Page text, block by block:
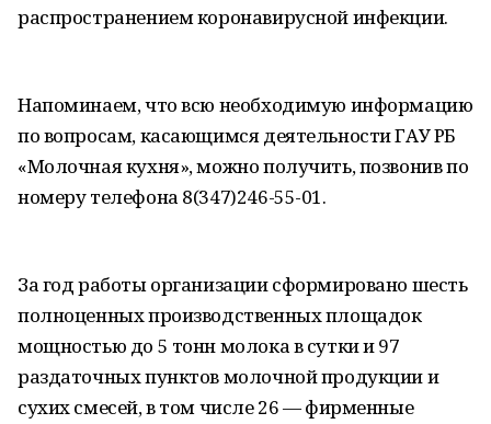
распространением коронавирусной инфекции.
Напоминаем, что всю необходимую информацию
по вопросам, касающимся деятельности ГАУ РБ
«Молочная кухня», можно получить, позвонив по
номеру телефона 8(347)246-55-01.
За год работы организации сформировано шесть
полноценных производственных площадок
мощностью до 5 тонн молока в сутки и 97
раздаточных пунктов молочной продукции и
сухих смесей, в том числе 26 — фирменные